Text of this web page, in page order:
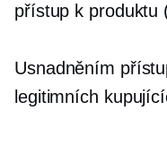
přístup k produktu
Usnadněním
legitimních